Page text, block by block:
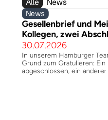
Alle News
News
Gesellenbrief und
Kollegen, zwei
30.07.2026
In unserem Hamburger
Grund zum Gratulieren:
abgeschlossen, ein